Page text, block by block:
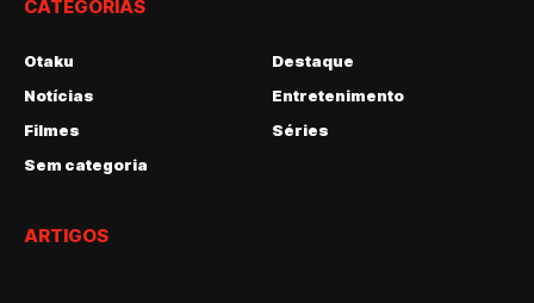
CATEGORIAS
Otaku
Destaque
Notícias
Entretenimento
Filmes
Séries
Sem categoria
ARTIGOS